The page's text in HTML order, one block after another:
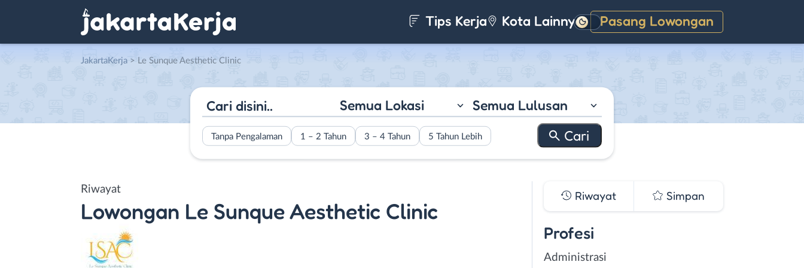
Tips Kerja Kota Lainnya Pasang Lowongan
Gelap
JakartaKerja > Le Sunque Aesthetic Clinic
Semua Lokasi Semua Lulusan
Tanpa Pengalaman 1 – 2 Tahun 3 – 4 Tahun 5 Tahun Lebih
Riwayat
Lowongan Le Sunque Aesthetic Clinic
Riwayat Simpan
Profesi
Administrasi